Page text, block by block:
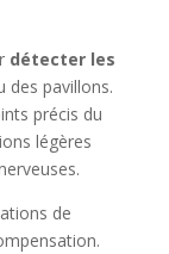
détecter les
des pavillons.
précis du
légères
de